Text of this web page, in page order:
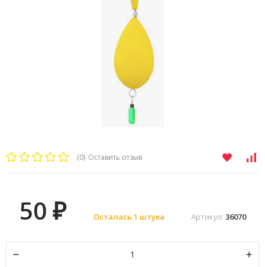
(0) Оставить отзыв
Артикул: 36070
Осталась 1 штука
50 ₽